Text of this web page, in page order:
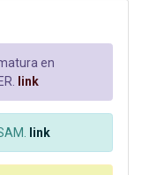
en
link
link